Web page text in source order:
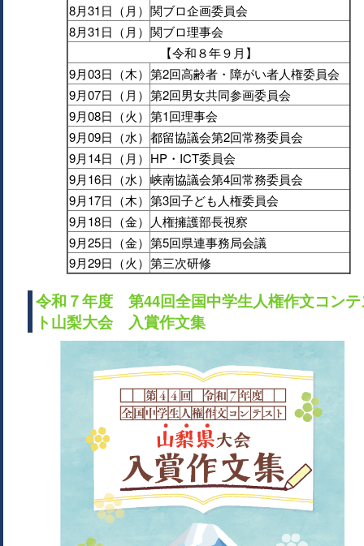
8月31日（月） 関ブロ企画委員会
8月31日（月） 関ブロ理事会
【令和８年９月】
9月03日（木） 第2回高齢者・障がい者人権委員会
9月07日（月） 第2回男女共同参画委員会
9月08日（火） 第1回理事会
9月09日（水） 都留協議会第2回常務委員会
9月14日（月） HP・ICT委員会
9月16日（水） 峡南協議会第4回常務委員会
9月17日（木） 第3回子ども人権委員会
9月18日（金）
人権擁護部長視察
9月25日（金） 第5回県連事務局会議
9月29日（火） 第三次研修
令和７年度 第44回全国中学生人権作文コン
ト山梨大会 入賞作文集